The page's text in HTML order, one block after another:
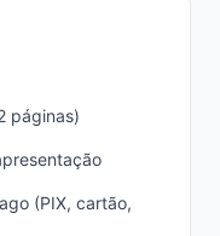
páginas)
(PIX, cartão,